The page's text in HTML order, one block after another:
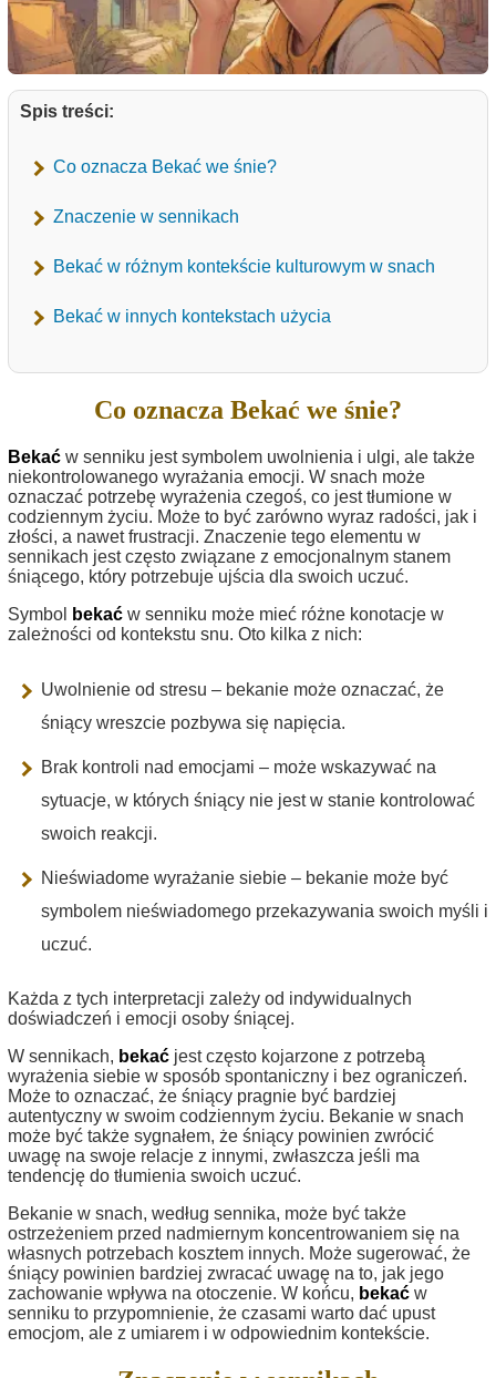
Spis treści:
Co oznacza Bekać we śnie?
Znaczenie w sennikach
Bekać w różnym kontekście kulturowym w snach
Bekać w innych kontekstach użycia
Co oznacza Bekać we śnie?
Bekać w senniku jest symbolem uwolnienia i ulgi, ale także
niekontrolowanego wyrażania emocji. W snach może
oznaczać potrzebę wyrażenia czegoś, co jest tłumione w
codziennym życiu. Może to być zarówno wyraz radości, jak i
złości, a nawet frustracji. Znaczenie tego elementu w
sennikach jest często związane z emocjonalnym stanem
śniącego, który potrzebuje ujścia dla swoich uczuć.
Symbol
bekać w senniku może mieć różne konotacje w
zależności od kontekstu snu. Oto kilka z nich:
Uwolnienie od stresu – bekanie może oznaczać, że
śniący wreszcie pozbywa się napięcia.
Brak kontroli nad emocjami – może wskazywać na
sytuacje, w których śniący nie jest w stanie kontrolować
swoich reakcji.
Nieświadome wyrażanie siebie – bekanie może być
symbolem nieświadomego przekazywania swoich myśli i
uczuć.
Każda z tych interpretacji zależy od indywidualnych
doświadczeń i emocji osoby śniącej.
W sennikach, bekać jest często kojarzone z potrzebą
wyrażenia siebie w sposób spontaniczny i bez ograniczeń.
Może to oznaczać, że śniący pragnie być bardziej
autentyczny w swoim codziennym życiu. Bekanie w snach
może być także sygnałem, że śniący powinien zwrócić
uwagę na swoje relacje z innymi, zwłaszcza jeśli ma
tendencję do tłumienia swoich uczuć.
Bekanie w snach, według sennika, może być także
ostrzeżeniem przed nadmiernym koncentrowaniem się na
własnych potrzebach kosztem innych. Może sugerować, że
śniący powinien bardziej zwracać uwagę na to, jak jego
zachowanie wpływa na otoczenie. W końcu, bekać w
senniku to przypomnienie, że czasami warto dać upust
emocjom, ale z umiarem i w odpowiednim kontekście.